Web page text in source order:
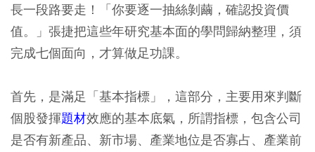
長一段路要走！「你要逐一抽絲剝繭，確認投資價
值。」張捷把這些年研究基本面的學問歸納整理，須
完成七個面向，才算做足功課。
首先，是滿足「基本指標」，這部分，主要用來判斷
個股發揮題材效應的基本底氣，所謂指標，包含公司
是否有新產品、新市場、產業地位是否寡占、產業前